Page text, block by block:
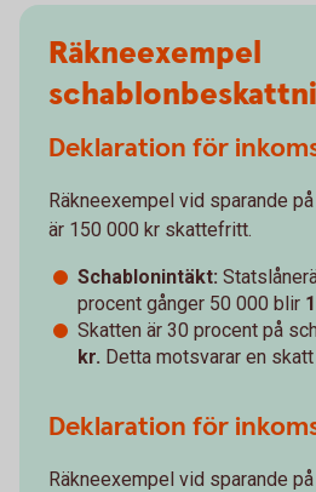
Räkneexempel
Deklaration för
Räkneexempel vid sparande
är 150 000 kr skattefritt.
Schablonintäkt:
procent gånger 50 000 blir
Skatten är 30 procent på
kr. Detta motsvarar en
Deklaration för
Räkneexempel vid sparande